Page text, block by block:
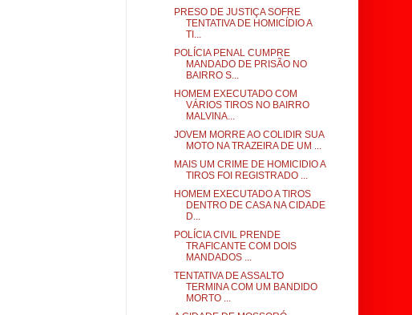
PRESO DE JUSTIÇA SOFRE
TENTATIVA DE HOMICÍDIO A
TI...
POLÍCIA PENAL CUMPRE
MANDADO DE PRISÃO NO
BAIRRO S...
HOMEM EXECUTADO COM
VÁRIOS TIROS NO BAIRRO
MALVINA...
JOVEM MORRE AO COLIDIR SUA
MOTO NA TRAZEIRA DE UM ...
MAIS UM CRIME DE HOMICIDIO A
TIROS FOI REGISTRADO ...
HOMEM EXECUTADO A TIROS
DENTRO DE CASA NA CIDADE
D...
POLÍCIA CIVIL PRENDE
TRAFICANTE COM DOIS
MANDADOS ...
TENTATIVA DE ASSALTO
TERMINA COM UM BANDIDO
MORTO ...